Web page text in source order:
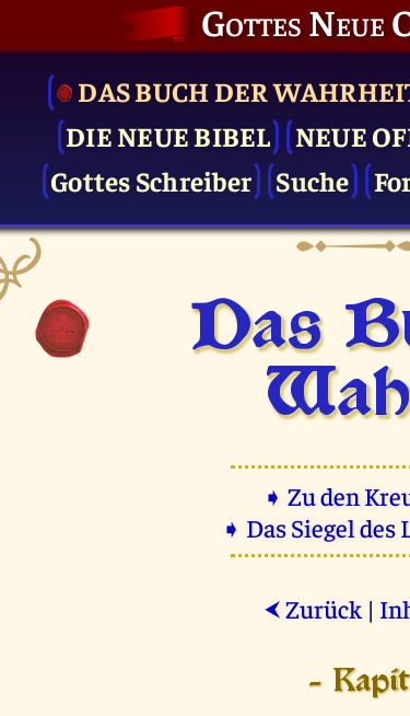
Gottes Neue
DAS BUCH DER
DIE NEUE BIBEL
NEUE
Gottes Schreiber
Suche
Das
➧ Zu den
➧ Das Siegel des
⮜ Zurück |
-